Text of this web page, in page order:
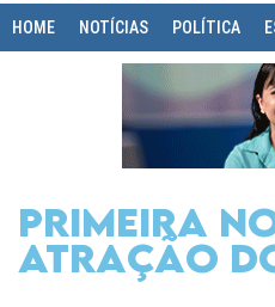
HOME NOTÍCIAS POLÍTICA
Primeira
atração